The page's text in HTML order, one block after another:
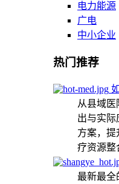
电力能源
广电
中小企业
热门推荐
从县域
出与实际
方案，提
疗资源整
最新最全